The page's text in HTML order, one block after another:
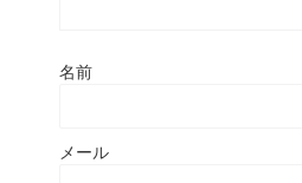
名前
メール